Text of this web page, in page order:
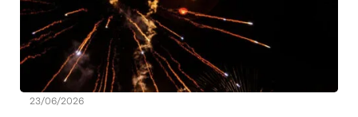
23/06/2026